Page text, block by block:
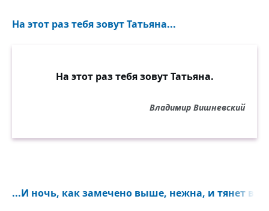
На этот раз тебя зовут Татьяна...
На этот раз тебя зовут Татьяна.
Владимир Вишневский
...И ночь, как замечено выше, нежна, и тянет в